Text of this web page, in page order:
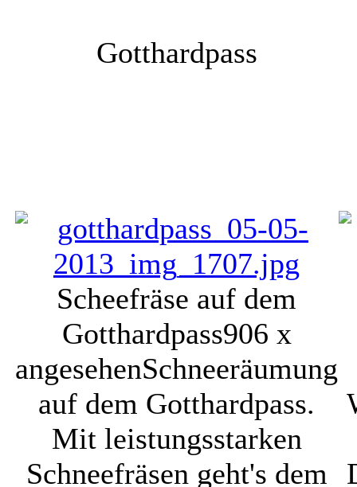
Gotthardpass
Scheefräse auf dem
Gotthardpass906 x
angesehenSchneeräumung
auf dem Gotthardpass.
Mit leistungsstarken
Schneefräsen geht's dem